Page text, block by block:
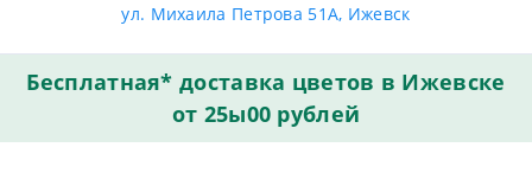
ул. Михаила Петрова 51А, Ижевск
Бесплатная* доставка цветов в Ижевске
от 25ы00 рублей